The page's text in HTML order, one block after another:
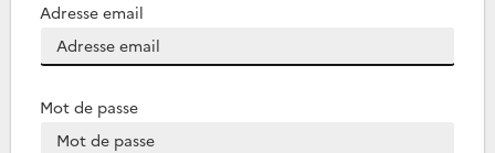
Adresse email
Mot de passe